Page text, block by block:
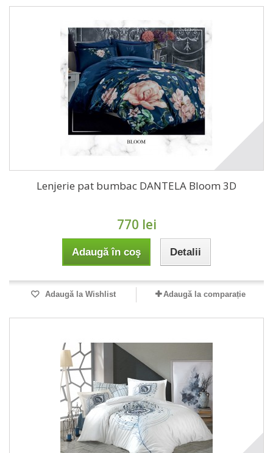
Lenjerie pat bumbac DANTELA Bloom 3D
770 lei
Adaugă în coş Detalii
Adaugă la Wishlist Adaugă la comparație